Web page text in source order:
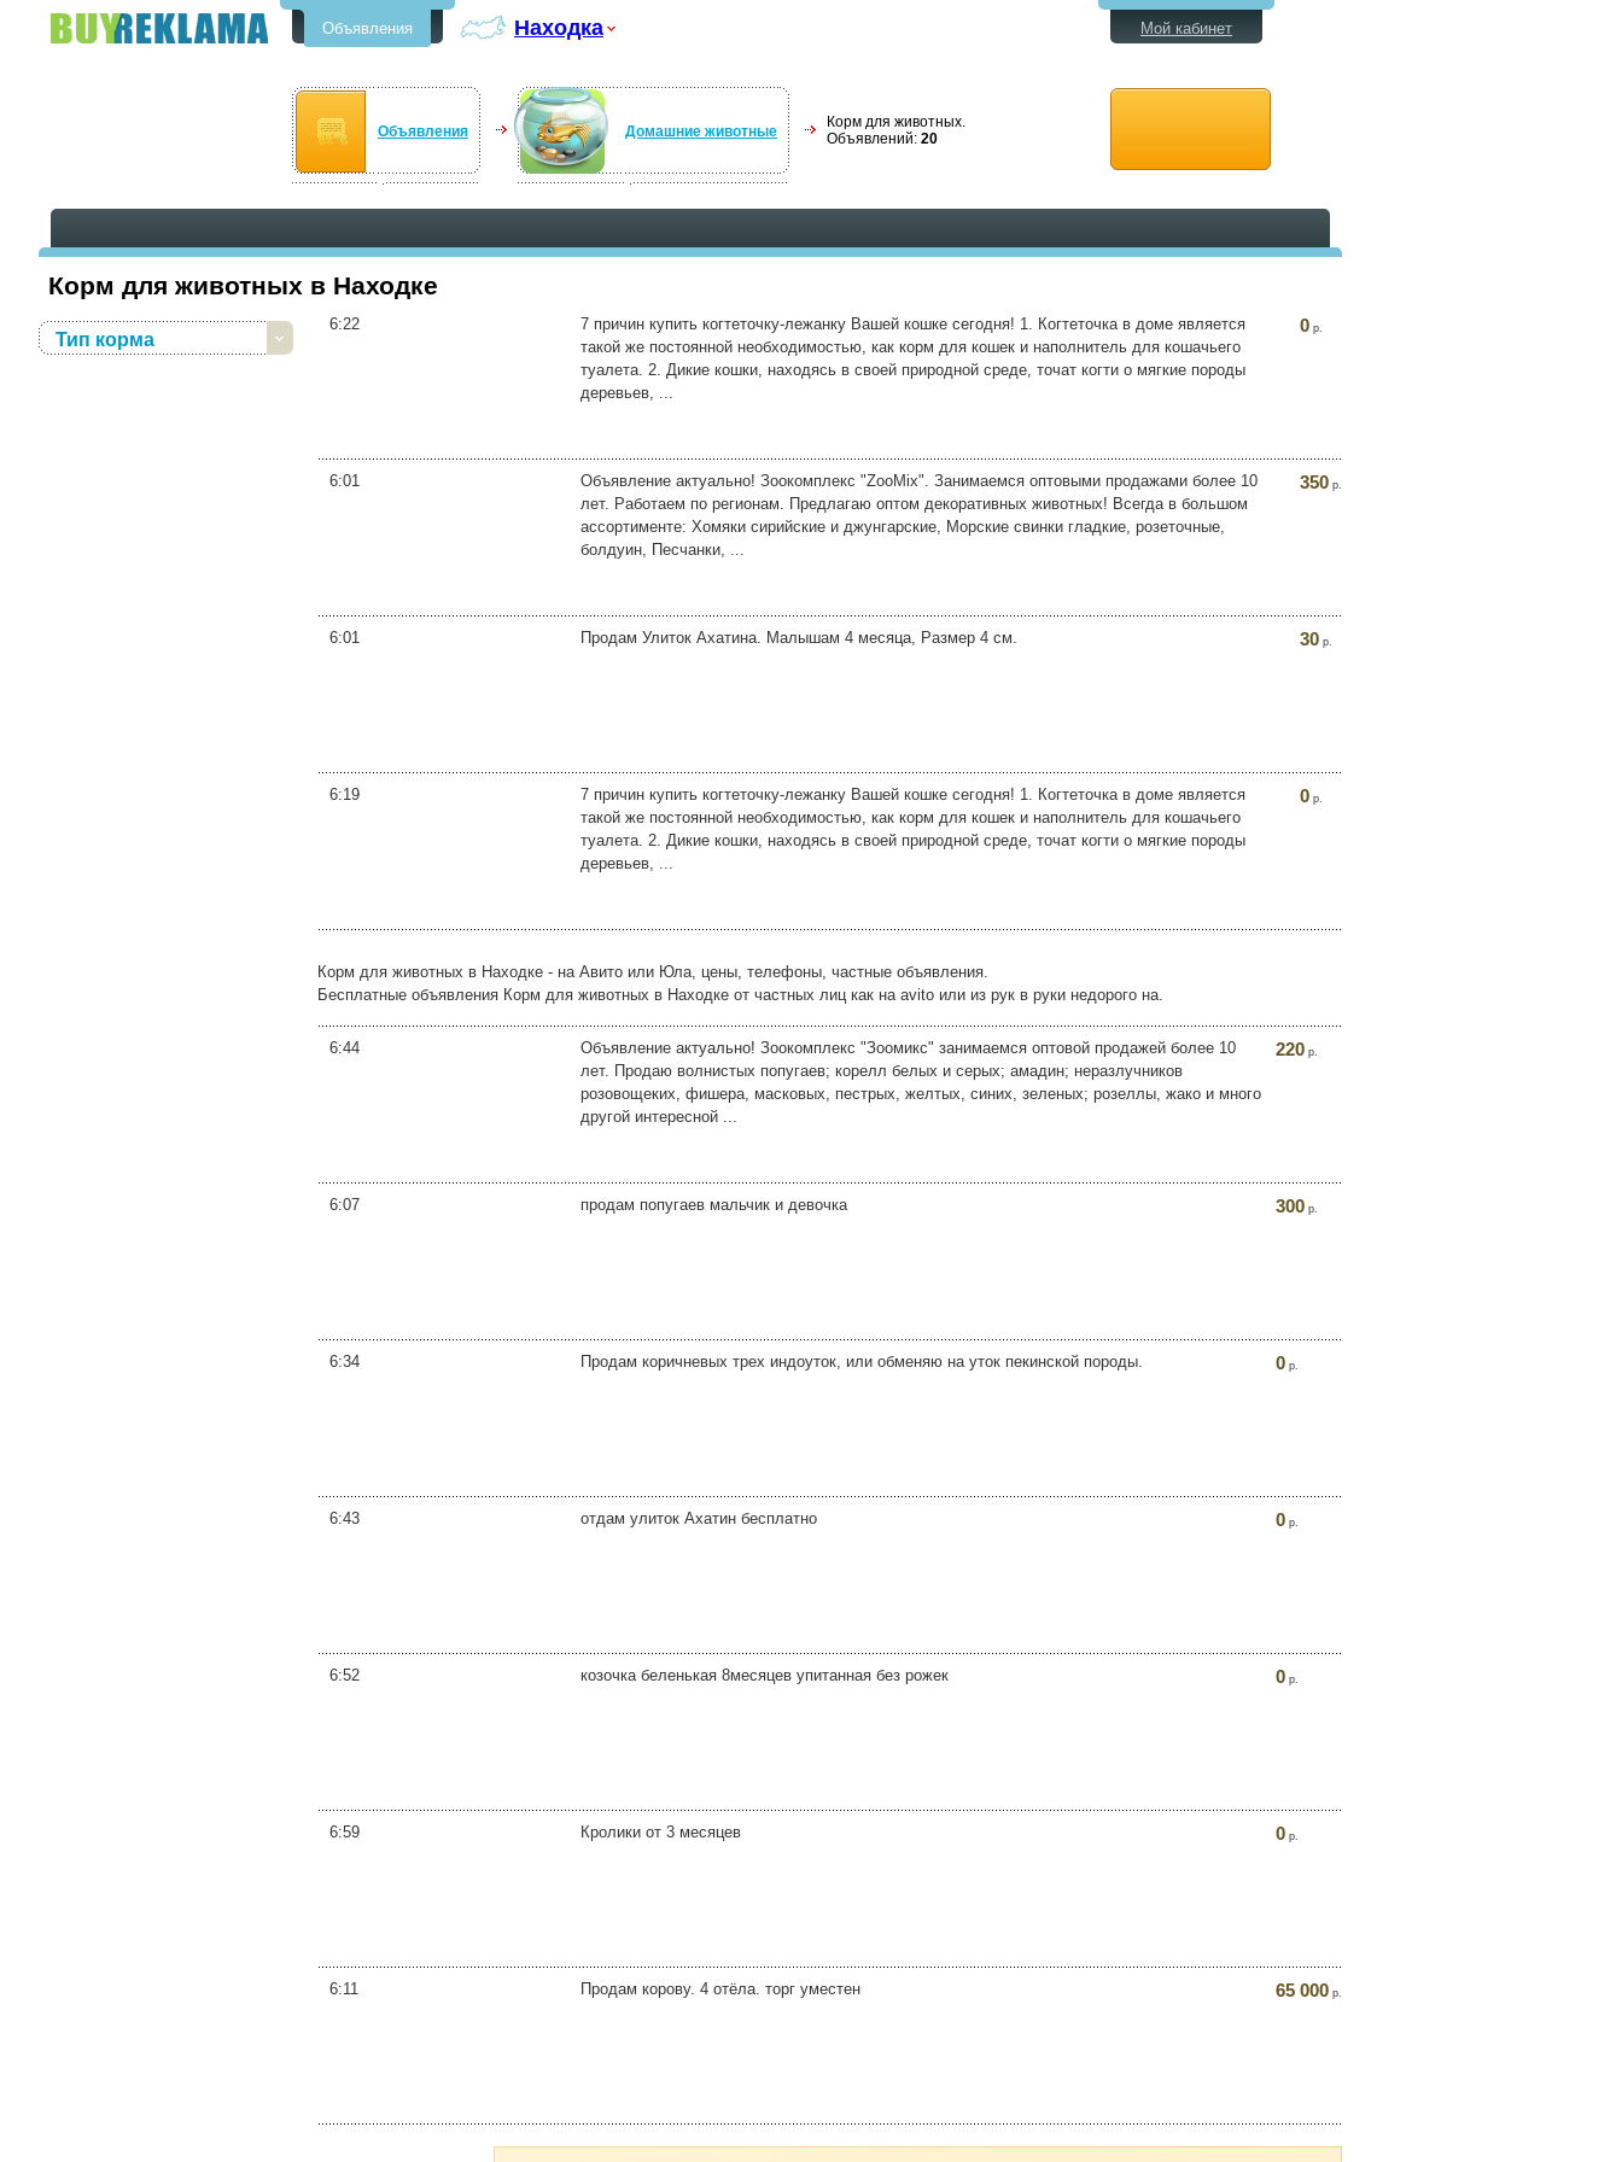
Объявления Находка
Объявления Домашние животные
Корм для животных.
Объявлений: 20
Мой кабинет
Корм для животных в Находке
Тип корма
6:22
7 причин купить когтеточку-лежанку Вашей кошке сегодня! 1. Когтеточка в доме является
такой же постоянной необходимостью, как корм для кошек и наполнитель для кошачьего
туалета. 2. Дикие кошки, находясь в своей природной среде, точат когти о мягкие породы
деревьев, ...
0 р.
6:01
Объявление актуально! Зоокомплекс "ZooMix". Занимаемся оптовыми продажами более 10
лет. Работаем по регионам. Предлагаю оптом декоративных животных! Всегда в большом
ассортименте: Хомяки сирийские и джунгарские, Морские свинки гладкие, розеточные,
болдуин, Песчанки, ...
350 р.
6:01 Продам Улиток Ахатина. Малышам 4 месяца, Размер 4 см. 30 р.
6:19
7 причин купить когтеточку-лежанку Вашей кошке сегодня! 1. Когтеточка в доме является
такой же постоянной необходимостью, как корм для кошек и наполнитель для кошачьего
туалета. 2. Дикие кошки, находясь в своей природной среде, точат когти о мягкие породы
деревьев, ...
0 р.
Корм для животных в Находке - на Авито или Юла, цены, телефоны, частные объявления.
Бесплатные объявления Корм для животных в Находке от частных лиц как на avito или из рук в руки недорого на.
6:44
Объявление актуально! Зоокомплекс "Зоомикс" занимаемся оптовой продажей более 10
лет. Продаю волнистых попугаев; корелл белых и серых; амадин; неразлучников
розовощеких, фишера, масковых, пестрых, желтых, синих, зеленых; розеллы, жако и много
другой интересной ...
220 р.
6:07 продам попугаев мальчик и девочка 300 р.
6:34 Продам коричневых трех индоуток, или обменяю на уток пекинской породы. 0 р.
6:43 отдам улиток Ахатин бесплатно 0 р.
6:52 козочка беленькая 8месяцев упитанная без рожек 0 р.
6:59 Кролики от 3 месяцев 0 р.
6:11 Продам корову. 4 отёла. торг уместен 65 000 р.